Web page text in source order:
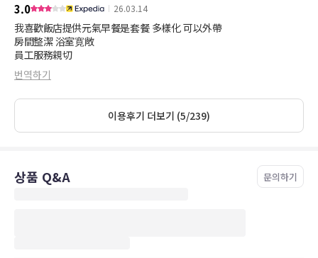
1日目はとても綺麗にして来れたのに
2日目は、ベットメイキングもイマイチ
コップもそのまま、自前で持ってきた歯ブラシが勝手に捨てられて
いて困った。
部屋のコンセントは刺しても、外れそうなくらいゆるゆる。
でも、部屋はスーツケース置き場もあり
3.0 26.03.14
我喜歡飯店提供元氣早餐是套餐 多樣化 可以外帶
房間整潔 浴室寛敞
員工服務親切
번역하기
이용후기 더보기 (5/239)
상품 Q&A 문의하기